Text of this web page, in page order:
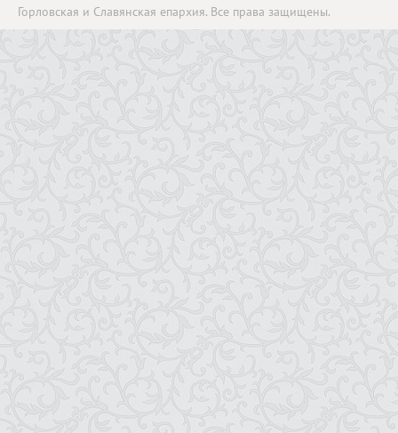
Горловская и Славянская епархия. Все права защищены.